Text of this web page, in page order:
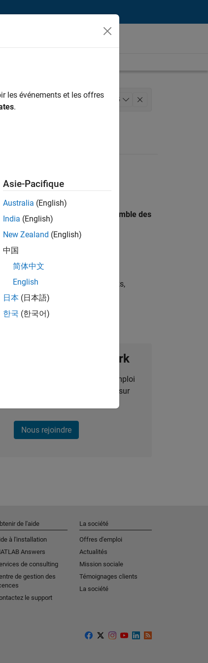
de produits 5
par lieu pour trouver l’ensemble des
scalable test frameworks,
notre Talent Network
alertes pour des opportunités d'emploi
des articles et des actualités sur
Nous rejoindre
les événements et les offres
.
Asie-Pacifique
Australia (English)
India (English)
New Zealand (English)
中国
简体中文
English
日本 (日本語)
한국 (한국어)
de l'aide
à l'installation
Answers
de consulting
de gestion des
le support
La société
Offres d'emploi
Actualités
Mission sociale
Témoignages clients
La société